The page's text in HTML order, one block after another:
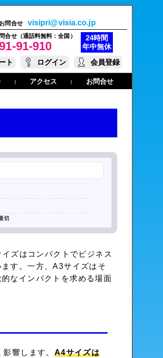
問合せ visipri@visia.co.jp
合せ（通話料無料：全国）
91-910
24時間
年中無休
ト
ログイン 会員登録
| アクセス | お問合せ
切
ズはコンパクトでビジネス
す。一方、A3サイズはそ
なインパクトを求める場面
響します。 A4サイズは